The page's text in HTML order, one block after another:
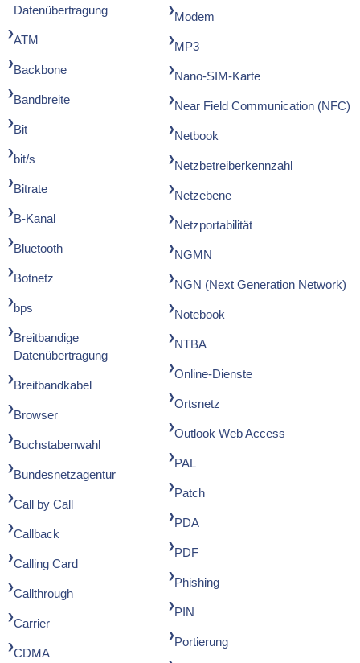
Datenübertragung
ATM
Backbone
Bandbreite
Bit
bit/s
Bitrate
B-Kanal
Bluetooth
Botnetz
bps
Breitbandige
Datenübertragung
Breitbandkabel
Browser
Buchstabenwahl
Bundesnetzagentur
Call by Call
Callback
Calling Card
Callthrough
Carrier
CDMA
Modem
MP3
Nano-SIM-Karte
Near Field Communication (NFC)
Netbook
Netzbetreiberkennzahl
Netzebene
Netzportabilität
NGMN
NGN (Next Generation Network)
Notebook
NTBA
Online-Dienste
Ortsnetz
Outlook Web Access
PAL
Patch
PDA
PDF
Phishing
PIN
Portierung